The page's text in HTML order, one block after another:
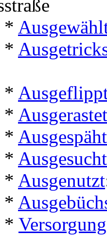
*
*
*
* Ausgerastet
* Ausgespäht
* Ausgesucht
* Ausgenutzt
*
*